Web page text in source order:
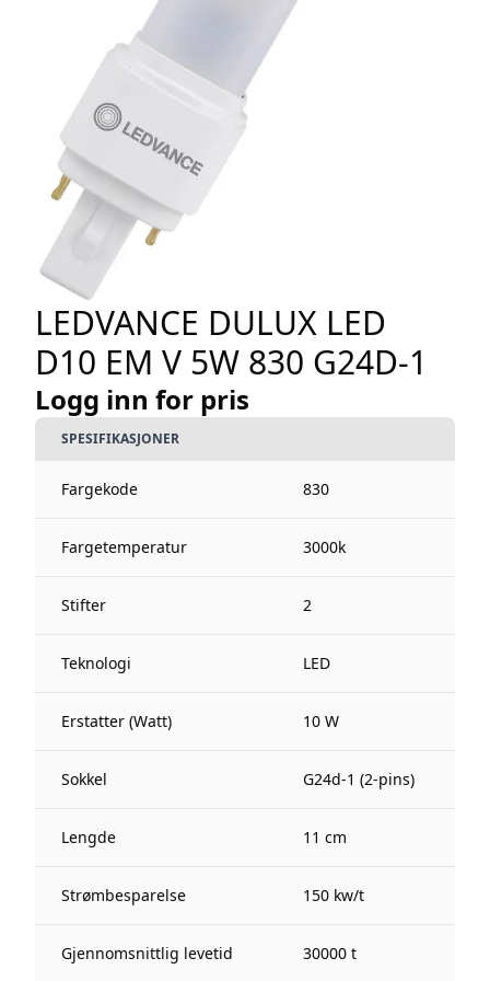
LEDVANCE DULUX LED
D10 EM V 5W 830 G24D-1
Logg inn for pris
SPESIFIKASJONER
Fargekode 830
Fargetemperatur 3000k
Stifter 2
Teknologi LED
Erstatter (Watt) 10 W
Sokkel G24d-1 (2-pins)
Lengde 11 cm
Strømbesparelse 150 kw/t
Gjennomsnittlig levetid 30000 t